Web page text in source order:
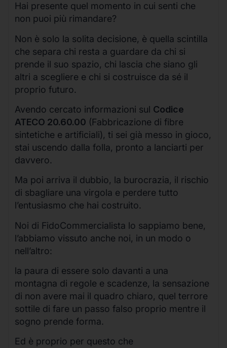
Hai presente quel momento in cui senti che
non puoi più rimandare?
Non è solo la solita decisione, è quella scintilla
che separa chi resta a guardare da chi si
prende il suo spazio, chi lascia che siano gli
altri a scegliere e chi si costruisce da sé il
proprio futuro.
Avendo cercato informazioni sul Codice
ATECO 20.60.00 (Fabbricazione di fibre
sintetiche e artificiali), ti sei già messo in gioco,
stai uscendo dalla folla, pronto a lanciarti per
davvero.
Ma poi arriva il dubbio, la burocrazia, il rischio
di sbagliare una virgola e perdere tutto
l’entusiasmo che hai costruito.
Noi di FidoCommercialista lo sappiamo bene,
l’abbiamo vissuto anche noi, in un modo o
nell’altro:
la paura di essere solo davanti a una
montagna di regole e scadenze, la sensazione
di non avere mai il quadro chiaro, quel terrore
sottile di fare un passo falso proprio mentre il
sogno prende forma.
Ed è proprio per questo che